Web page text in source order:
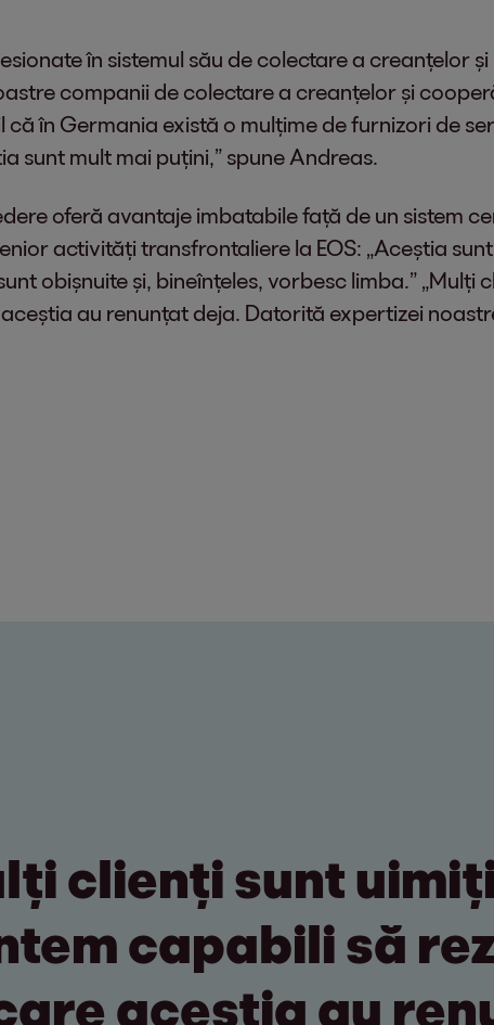
în sistemul său de colectare a creanțelor
companii de colectare a creanțelor și
că în Germania există o mulțime de furnizori de
sunt mult mai puțini,” spune Andreas.
oferă avantaje imbatabile față de un sistem
activități transfrontaliere la EOS: „Aceștia
obișnuite și, bineînțeles, vorbesc limba.”
au renunțat deja. Datorită expertizei
clienți sunt
capabili să
aceștia au